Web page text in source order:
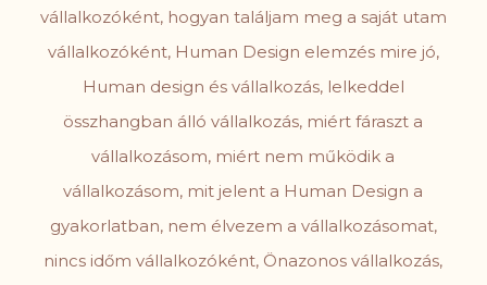
vállalkozóként, hogyan találjam meg a saját utam
vállalkozóként, Human Design elemzés mire jó,
Human design és vállalkozás, lelkeddel
összhangban álló vállalkozás, miért fáraszt a
vállalkozásom, miért nem működik a
vállalkozásom, mit jelent a Human Design a
gyakorlatban, nem élvezem a vállalkozásomat,
nincs időm vállalkozóként, Önazonos vállalkozás,